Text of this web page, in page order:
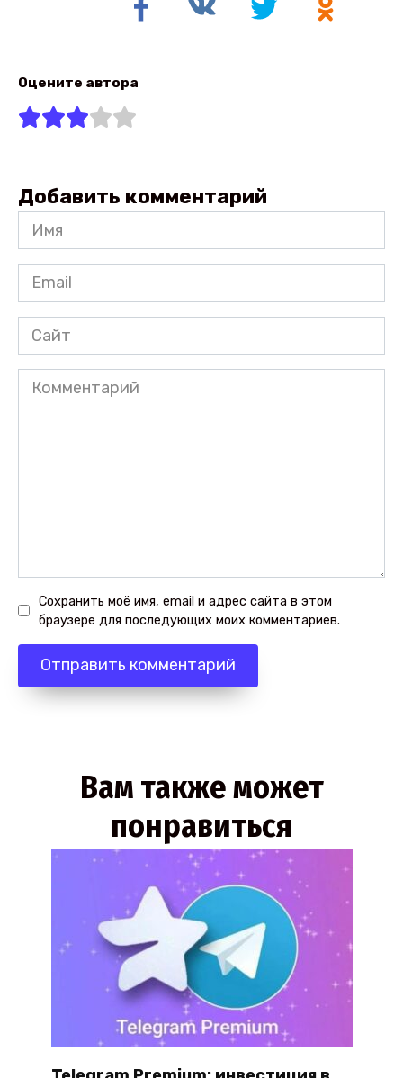
Оцените автора
Добавить комментарий
Имя
*
Email
*
Сайт
Комментарий
Сохранить моё имя, email и адрес сайта в этом
браузере для последующих моих комментариев.
Вам также может
понравиться